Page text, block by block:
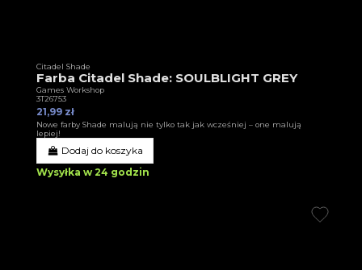
Citadel Shade
Farba Citadel Shade: SOULBLIGHT GREY
Games Workshop
3T26753
21,99 zł
Nowe farby Shade malują nie tylko tak jak wcześniej – one malują
lepiej!
Dodaj do koszyka
Wysyłka w 24 godzin